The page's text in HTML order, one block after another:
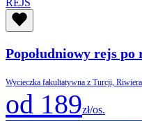
Popołudniowy rejs po
Wycieczka fakultatywna z Turcji,
od 189zł/os.